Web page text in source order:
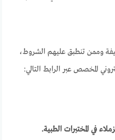
وممن تنطبق عليهم الشروط،
المخصص عبر الرابط التالي:
في المختبرات الطبية.